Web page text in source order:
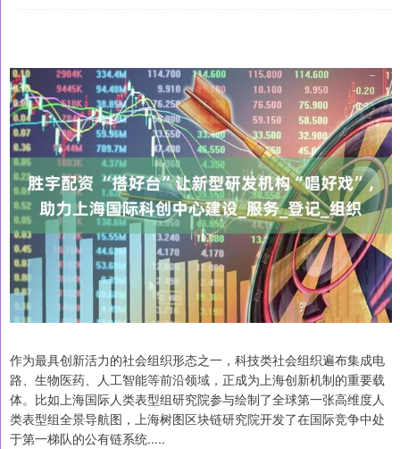
作为最具创新活力的社会组织形态之一，科技类社会组织遍布集成电
路、生物医药、人工智能等前沿领域，正成为上海创新机制的重要载
体。比如上海国际人类表型组研究院参与绘制了全球第一张高维度人
类表型组全景导航图，上海树图区块链研究院开发了在国际竞争中处
于第一梯队的公有链系统.....